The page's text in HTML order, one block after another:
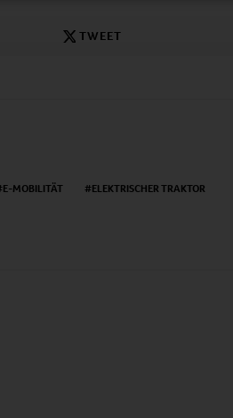
TWEET
E-MOBILITÄT
ELEKTRISCHER TRAKTOR